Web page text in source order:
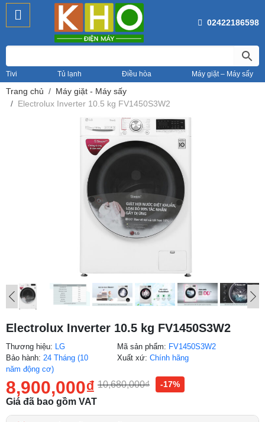
02422186598
Tivi Tủ lạnh Điều hòa Máy giặt – Máy sấy
Trang chủ
Máy giặt - Máy sấy
Electrolux Inverter 10.5 kg FV1450S3W2
Electrolux Inverter 10.5 kg FV1450S3W2
Thương hiệu:
LG
Bảo hành: 24 Tháng (10
năm động cơ)
Mã sản phẩm: FV1450S3W2
Xuất xứ:Chính hãng
8,900,000₫ 10,680,000₫ -17%
Giá đã bao gồm VAT